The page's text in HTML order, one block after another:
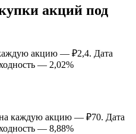
акций под
акцию — ₽2,4. Дата
— 2,02%
каждую акцию — ₽70. Дата
— 8,88%